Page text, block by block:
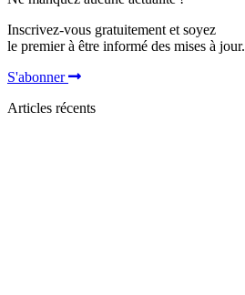
Inscrivez-vous gratuitement et soyez
le premier à être informé des mises à jour.
S'abonner
Articles récents